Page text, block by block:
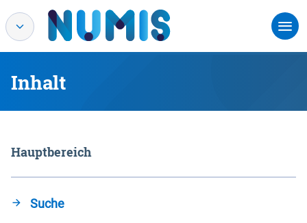
Inhalt
Hauptbereich
Suche